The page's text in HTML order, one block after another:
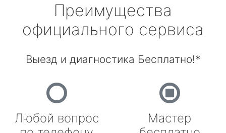
Преимущества
официального сервиса
Выезд и диагностика Бесплатно!*
Любой вопрос
Мастер